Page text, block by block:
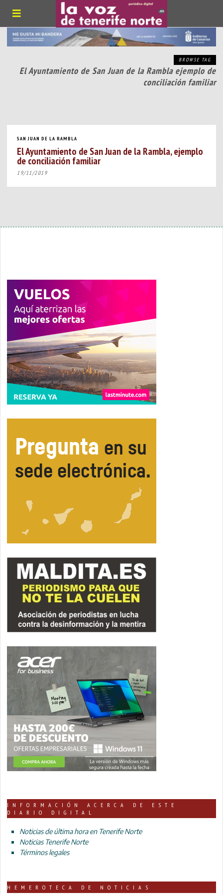
BROWSE TAG
El Ayuntamiento de San Juan de la Rambla ejemplo de
conciliación familiar
SAN JUAN DE LA RAMBLA
El Ayuntamiento de San Juan de la Rambla, ejemplo
de conciliación familiar
19/11/2019
INFORMACIÓN ACERCA DE ESTE
DIARIO DIGITAL
Noticias de última hora en Tenerife Norte
Noticias Tenerife Norte
Términos legales
HEMEROTECA DE NOTICIAS